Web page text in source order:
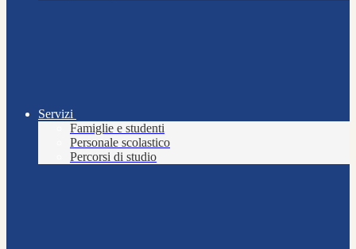
Servizi
Famiglie e studenti
Personale scolastico
Percorsi di studio